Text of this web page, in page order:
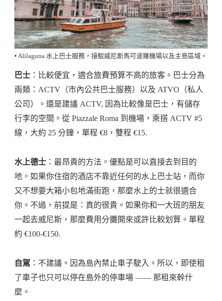
▪️ Alilaguna 水上巴士服務，接駁威尼斯馬可波羅機場以及主島區域。
巴士 ：比較便宜，適合旅費預算不高的旅客。巴士分為
兩類：ACTV（市內公共巴士服務）以及 ATVO（私人
公司）。還是建議 ACTV, 因為比較像是巴士，有儲存
行李的空間。從 Piazzale Roma 到機場，乘搭 ACTV #5
線，大約 25 分鐘，單程 €8，雙程 €15.
水上德士 ：最昂貴的方法。優點是可以直接去到目的
地。如果你住宿的酒店不靠近任何的水上巴士站，而你
又不想要大箱小包地滿街跑，那麼水上的士就很適合
你。不過，前提是：真的很貴。如果你和一大班的朋友
一起去威尼斯，那麼費用分攤開來或許比較划算。單程
約 €100-€150.
自駕 ：不建議。因為島內禁止車子駛入。所以，即使租
了車子也只可以停在島外的停車場 —— 那租來幹什
麼。